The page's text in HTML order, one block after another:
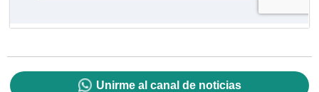
Unirme al canal de noticias